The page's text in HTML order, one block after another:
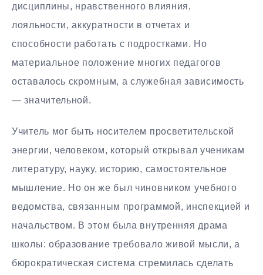
дисциплины, нравственного влияния,
лояльности, аккуратности в отчетах и
способности работать с подростками. Но
материальное положение многих педагогов
оставалось скромным, а служебная зависимость
— значительной.
Учитель мог быть носителем просветительской
энергии, человеком, который открывал ученикам
литературу, науку, историю, самостоятельное
мышление. Но он же был чиновником учебного
ведомства, связанным программой, инспекцией и
начальством. В этом была внутренняя драма
школы: образование требовало живой мысли, а
бюрократическая система стремилась сделать